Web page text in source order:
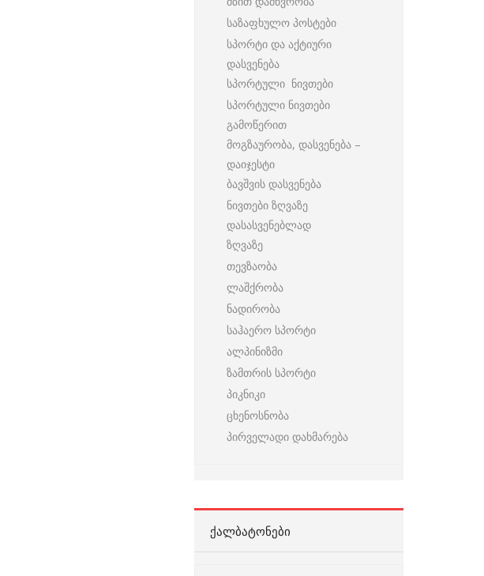
საზაფხულო პოსტები
სპორტი და აქტიური
დასვენება
სპორტული ნივთები
სპორტული ნივთები
გამოწერით
მოგზაურობა, დასვენება –
დაიჯესტი
ბავშვის დასვენება
ნივთები ზღვაზე
დასასვენებლად
ზღვაზე
თევზაობა
ლაშქრობა
ნადირობა
საჰაერო სპორტი
ალპინიზმი
ზამთრის სპორტი
პიკნიკი
ცხენოსნობა
პირველადი დახმარება
ᲥᲐᲚᲑᲐᲢᲝᲜᲔᲑᲘ